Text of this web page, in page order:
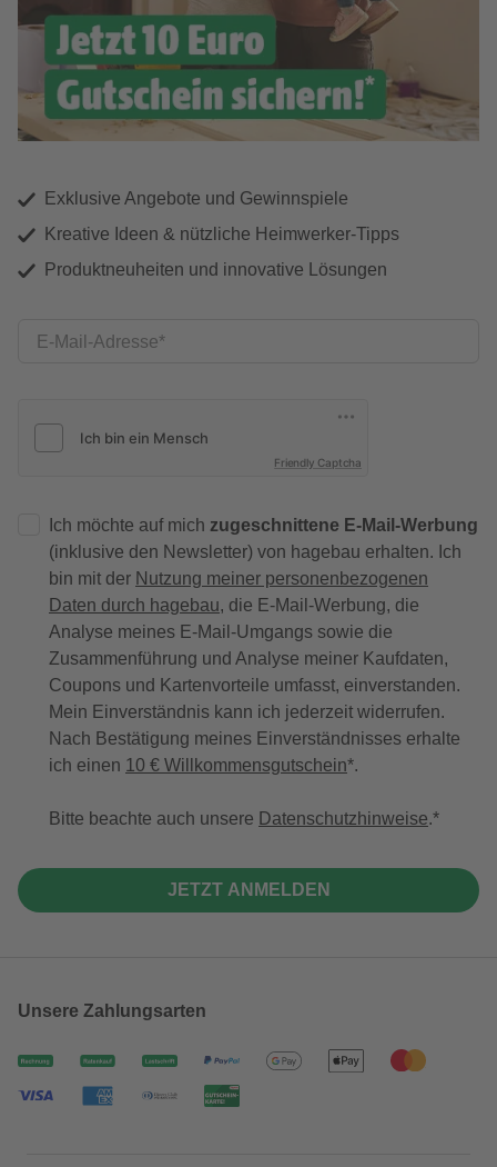
Exklusive Angebote und Gewinnspiele
Kreative Ideen & nützliche Heimwerker-Tipps
Produktneuheiten und innovative Lösungen
E-Mail-Adresse
Friendly Captcha
Ich möchte auf mich zugeschnittene E-Mail-Werbung
(inklusive den Newsletter) von hagebau erhalten. Ich
bin mit der Nutzung meiner personenbezogenen
Daten durch hagebau, die E-Mail-Werbung, die
Analyse meines E-Mail-Umgangs sowie die
Zusammenführung und Analyse meiner Kaufdaten,
Coupons und Kartenvorteile umfasst, einverstanden.
Mein Einverständnis kann ich jederzeit widerrufen.
Nach Bestätigung meines Einverständnisses erhalte
ich einen 10 € Willkommensgutschein*.
Bitte beachte auch unsere Datenschutzhinweise.
JETZT ANMELDEN
Unsere Zahlungsarten